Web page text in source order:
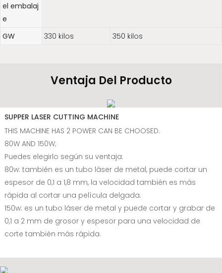
el embalaj
e
GW 330 kilos 350 kilos
Ventaja Del Producto
SUPPER LASER CUTTING MACHINE
THIS MACHINE HAS 2 POWER CAN BE CHOOSED.
80W AND 150W;
Puedes elegirlo según su ventaja:
80w: también es un tubo láser de metal, puede cortar un
espesor de 0,1 a 1,8 mm, la velocidad también es más
rápida al cortar una película delgada.
150w: es un tubo láser de metal y puede cortar y grabar de
0,1 a 2 mm de grosor y espesor para una velocidad de
corte también más rápida.